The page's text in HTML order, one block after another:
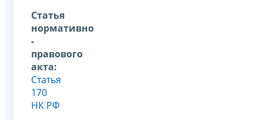
Статья
нормативно
-
правового
акта:
Статья
170
НК РФ